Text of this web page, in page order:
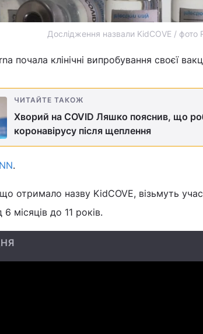
Дослідження назвали KidCOVE / фото
почала клінічні випробування своєї
ЧИТАЙТЕ ТАКОЖ
Хворий на COVID Ляшко пояснив, що
коронавірусу після щеплення
.
отримало назву KidCOVE, візьмуть
6 місяців до 11 років.